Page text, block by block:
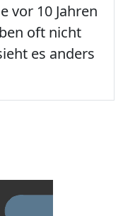
vor 10 Jahren
oft nicht
es anders